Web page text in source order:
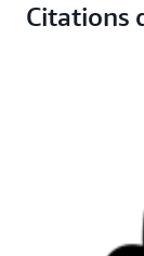
Citations